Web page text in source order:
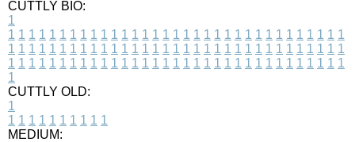
CUTTLY BIO:
1
1 1 1 1 1 1 1 1 1 1 1 1 1 1 1 1 1 1 1 1 1 1 1 1 1 1 1 1 1 1 1 1 1
1 1 1 1 1 1 1 1 1 1 1 1 1 1 1 1 1 1 1 1 1 1 1 1 1 1 1 1 1 1 1 1 1
1 1 1 1 1 1 1 1 1 1 1 1 1 1 1 1 1 1 1 1 1 1 1 1 1 1 1 1 1 1 1 1 1
1
CUTTLY OLD:
1
1 1 1 1 1 1 1 1 1 1
MEDIUM: